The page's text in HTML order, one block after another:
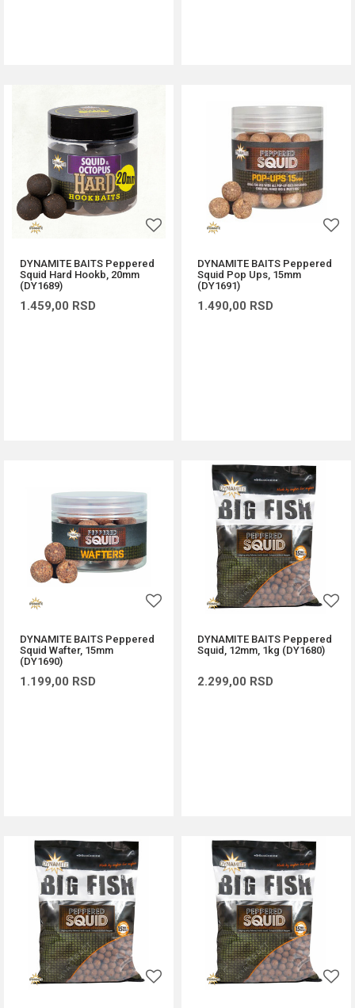
DYNAMITE BAITS Peppered
Squid Hard Hookb, 20mm
(DY1689)
1.459,00 RSD
DYNAMITE BAITS Peppered
Squid Pop Ups, 15mm
(DY1691)
1.490,00 RSD
DYNAMITE BAITS Peppered
Squid Wafter, 15mm
(DY1690)
1.199,00 RSD
DYNAMITE BAITS Peppered
Squid, 12mm, 1kg (DY1680)
2.299,00 RSD